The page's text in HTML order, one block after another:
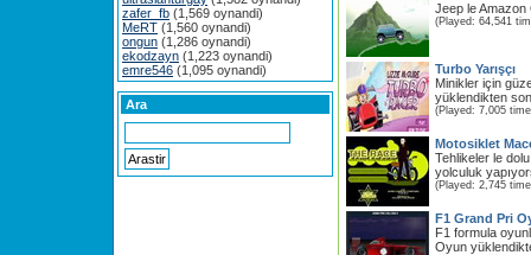
zafer_fb (1,569 oynandi)
MeRT (1,560 oynandi)
ongun (1,286 oynandi)
ekodzayn (1,223 oynandi)
emre546 (1,095 oynandi)
Ara
Jeep le Amazon
(Played: 64,541
Turbo Yarışçı
Minikler için
yüklendikten
(Played: 7,005
Motosiklet
Tehlikeler le
yolculuk
(Played: 2,745
F1 Grand Pri
F1 formula
Oyun